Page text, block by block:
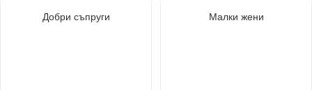
Добри съпруги Малки жени